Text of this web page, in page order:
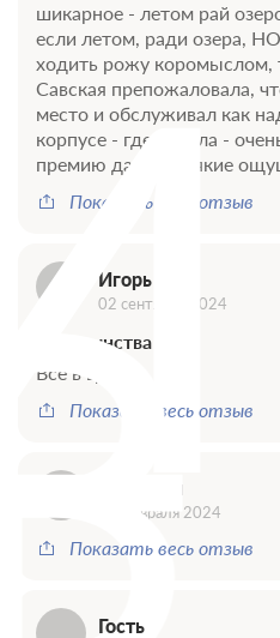
шикарное - летом рай
если летом, ради озера,
ходить рожу коромыслом,
Савская препожаловала,
место и обслуживал как
корпусе - где я жила -
премию дать. двоякие
Показать весь отзыв
Игорь
02 сентября 2024
Достоинства
Всё в целом.
Показать весь отзыв
11 февраля 2024
Показать весь отзыв
Гость